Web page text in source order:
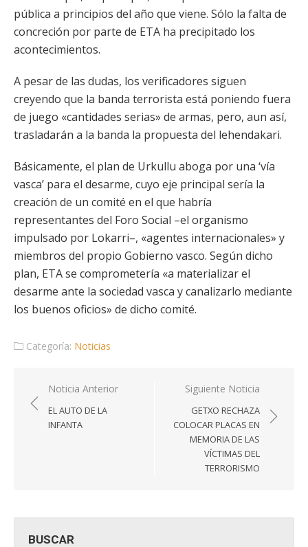
pública a principios del año que viene. Sólo la falta de
concreción por parte de ETA ha precipitado los
acontecimientos.
A pesar de las dudas, los verificadores siguen
creyendo que la banda terrorista está poniendo fuera
de juego «cantidades serias» de armas, pero, aun así,
trasladarán a la banda la propuesta del lehendakari.
Básicamente, el plan de Urkullu aboga por una ‘vía
vasca’ para el desarme, cuyo eje principal sería la
creación de un comité en el que habría
representantes del Foro Social –el organismo
impulsado por Lokarri–, «agentes internacionales» y
miembros del propio Gobierno vasco. Según dicho
plan, ETA se comprometería «a materializar el
desarme ante la sociedad vasca y canalizarlo mediante
los buenos oficios» de dicho comité.
Categoría: Noticias
Navegación
de
entradas
Noticia Anterior
EL AUTO DE LA
INFANTA
Siguiente Noticia
GETXO RECHAZA
COLOCAR PLACAS EN
MEMORIA DE LAS
VÍCTIMAS DEL
TERRORISMO
BUSCAR